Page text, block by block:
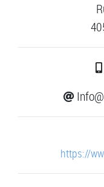
https://